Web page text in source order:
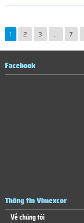
1 2 3 … 7
Facebook
Thông tin Vimexcor
Về chúng tôi